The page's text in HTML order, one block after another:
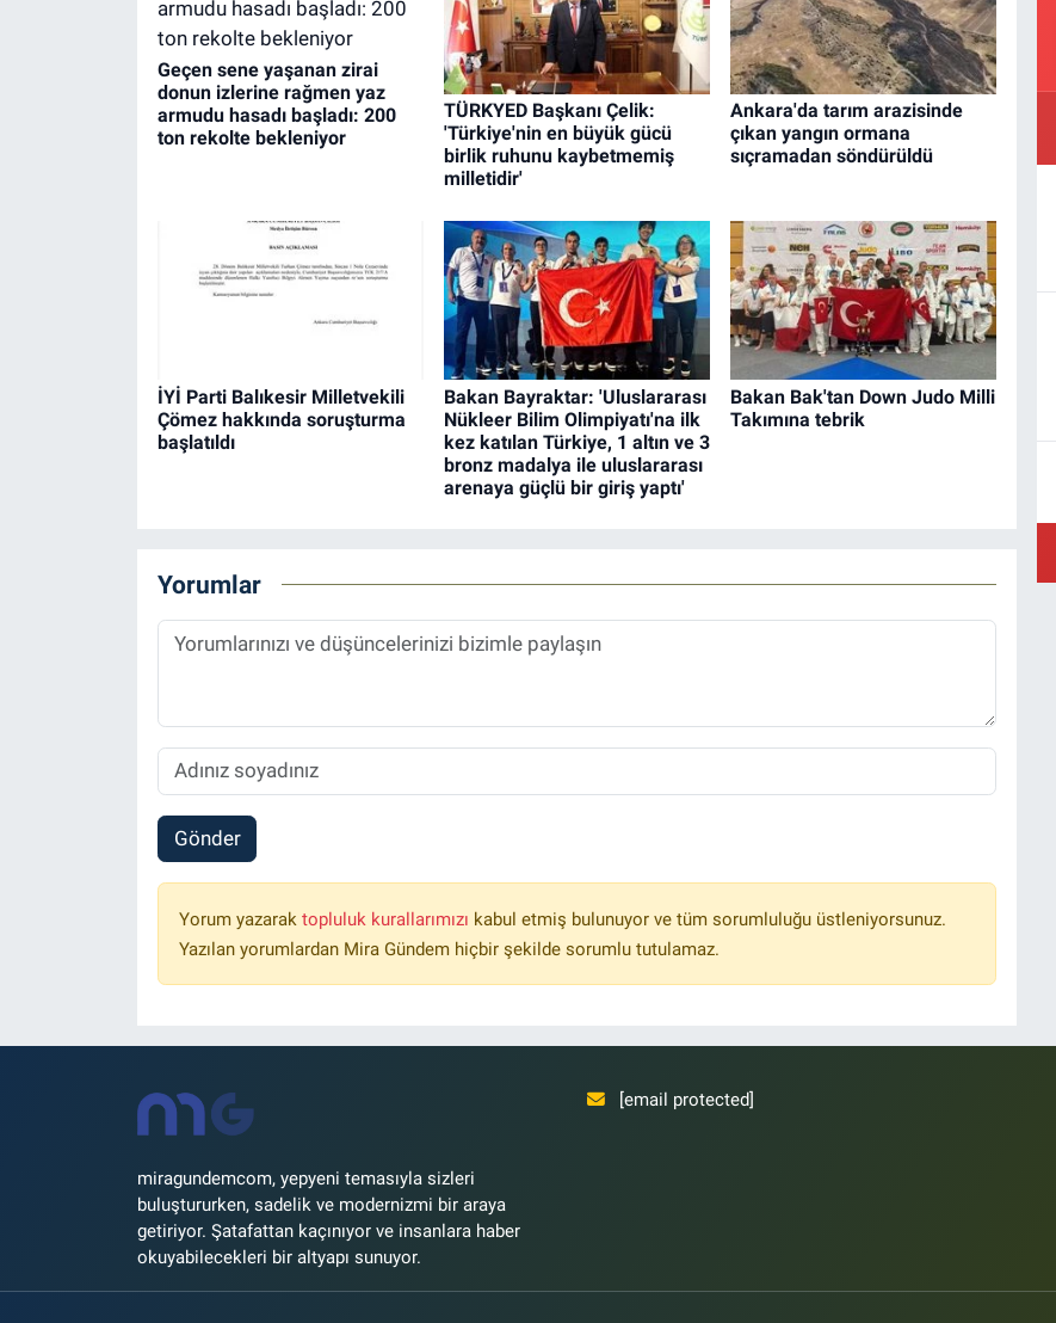
Geçen sene yaşanan zirai
donun izlerine rağmen yaz
armudu hasadı başladı: 200
ton rekolte bekleniyor
TÜRKYED Başkanı Çelik:
'Türkiye'nin en büyük gücü
birlik ruhunu kaybetmemiş
milletidir'
Ankara'da tarım arazisinde
çıkan yangın ormana
sıçramadan söndürüldü
İYİ Parti Balıkesir Milletvekili
Çömez hakkında soruşturma
başlatıldı
Bakan Bayraktar: 'Uluslararası
Nükleer Bilim Olimpiyatı'na ilk
kez katılan Türkiye, 1 altın ve 3
bronz madalya ile uluslararası
arenaya güçlü bir giriş yaptı'
Bakan Bak'tan Down Judo Milli
Takımına tebrik
Yorumlar
Gönder
Yorum yazarak topluluk kurallarımızı kabul etmiş bulunuyor ve tüm sorumluluğu üstleniyorsunuz.
Yazılan yorumlardan Mira Gündem hiçbir şekilde sorumlu tutulamaz.
miragundemcom, yepyeni temasıyla sizleri
buluştururken, sadelik ve modernizmi bir araya
getiriyor. Şatafattan kaçınıyor ve insanlara haber
okuyabilecekleri bir altyapı sunuyor.
[email protected]